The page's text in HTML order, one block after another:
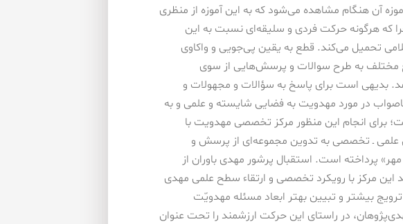
آن هنگام مشاهده می‌شود که به این آموزه از منظری
که هرگونه حرکت فردی و سلیقه‌ای نسبت به این
تحمیل می‌کند. قطع به یقین پی‌جویی و واکاوی
مختلف به طرح سوالات و پرسش‌هایی از سوی
بدیهی است برای پاسخ به سؤالات و مجهولات و
در مورد مهدویت به فضایی شایسته و علمی و به
برای انجام این منظور مرکز تخصصی مهدویت با
علمی ـ‌ تخصصی به تدوین مجموعه‌ای از پرسش و
پرداخته است. استقبال پرشور مهدی باوران از
مرکز با رویکرد تخصصی و ارتقاء سطح علمی مهدی
بیشتر و تبیین بهتر ابعاد مسئله مهدویّت
در راستای این حرکت ارزشمند را تحت عنوان